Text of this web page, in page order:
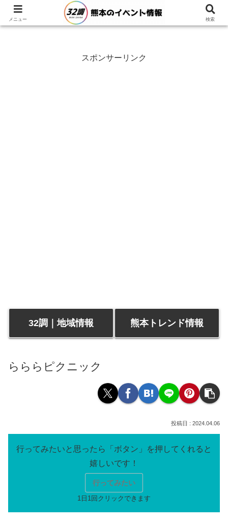
スポンサーリンク
32調｜地域情報 熊本トレンド情報
らららピクニック
2024.04.06
行ってみたい
メニュー 検索